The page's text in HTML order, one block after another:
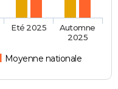
Moyenne nationale
Eté 2025
Automne
2025